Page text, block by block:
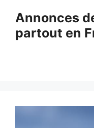
contenu
Annonces
partout en